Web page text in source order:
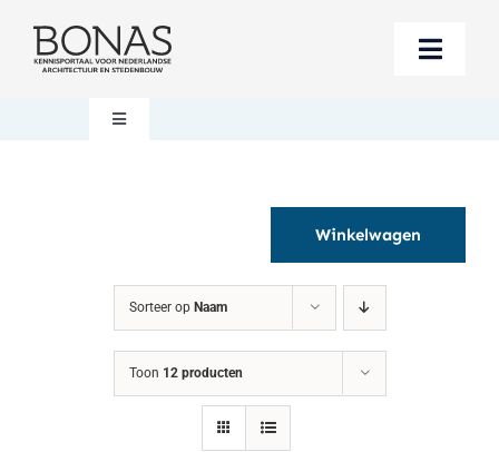
naar
Toggle
Berichten
Steun BONAS
Toggle
Winkelwagen
Sorteer op Naam
Toon 12 producten